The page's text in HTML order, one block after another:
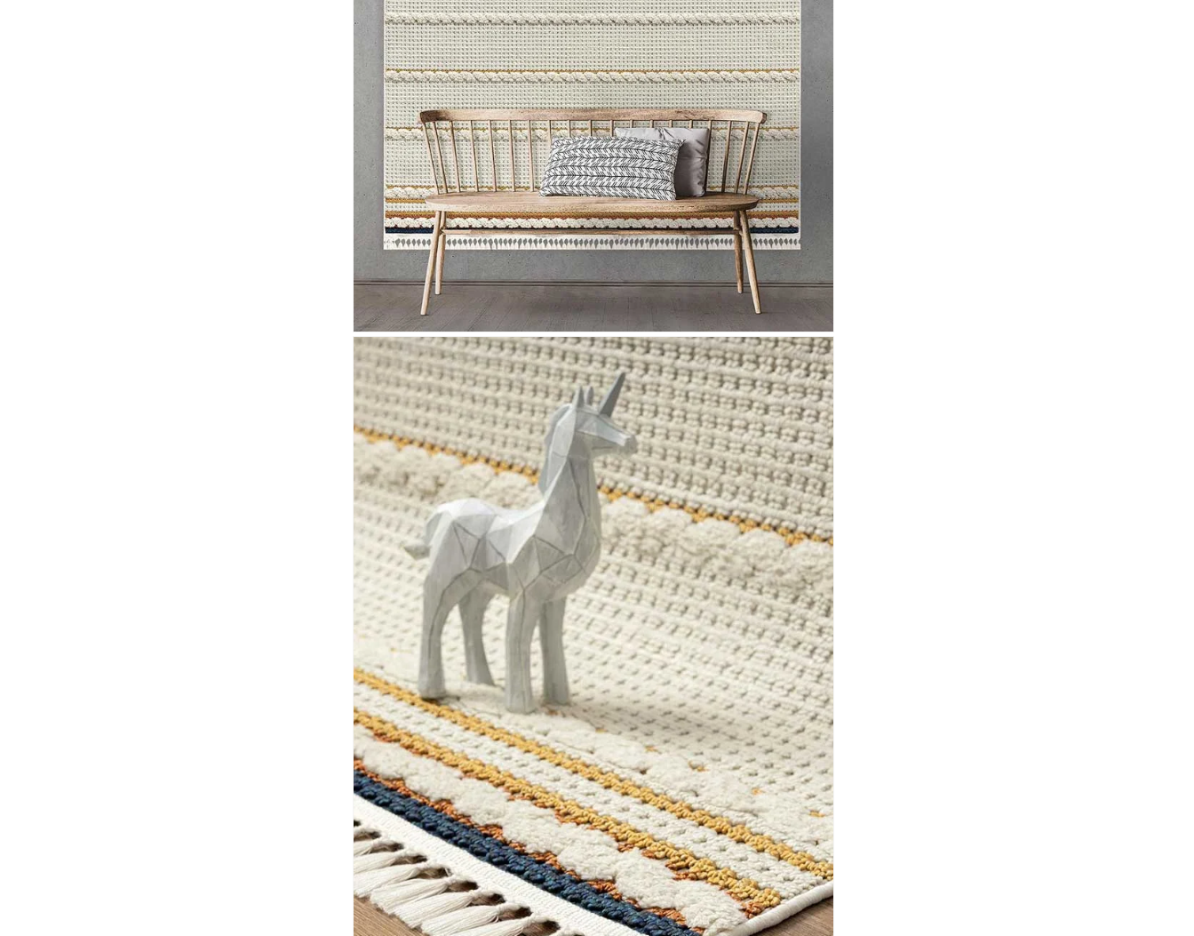
Nombre y apellido*
Teléfono
Correo electronico
Tu mensaje.
Nombre y Referencia del producto
*
Acuerdo RGPD*
Doy mi consentimiento para que esta web almacene la información
que envío para que puedan responder a mi petición.
Recibir mi oferta